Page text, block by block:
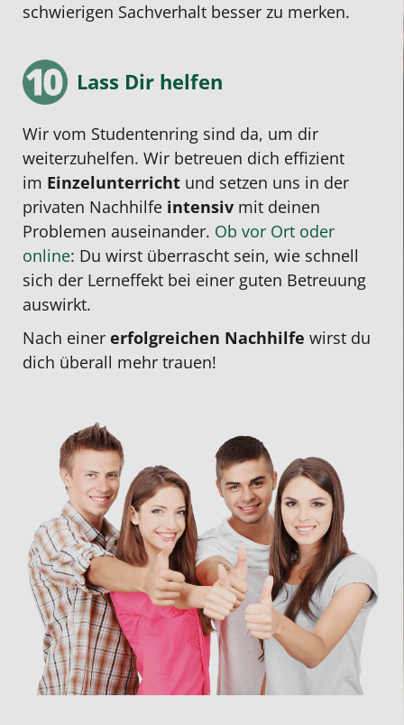
schwierigen Sachverhalt besser zu merken.
Lass Dir helfen
Wir vom Studentenring sind da, um dir
weiterzuhelfen. Wir betreuen dich effizient
im Einzelunterricht und setzen uns in der
privaten Nachhilfe intensiv mit deinen
Problemen auseinander. Ob vor Ort oder
online: Du wirst überrascht sein, wie schnell
sich der Lerneffekt bei einer guten Betreuung
auswirkt.
Nach einer erfolgreichen Nachhilfe wirst du
dich überall mehr trauen!